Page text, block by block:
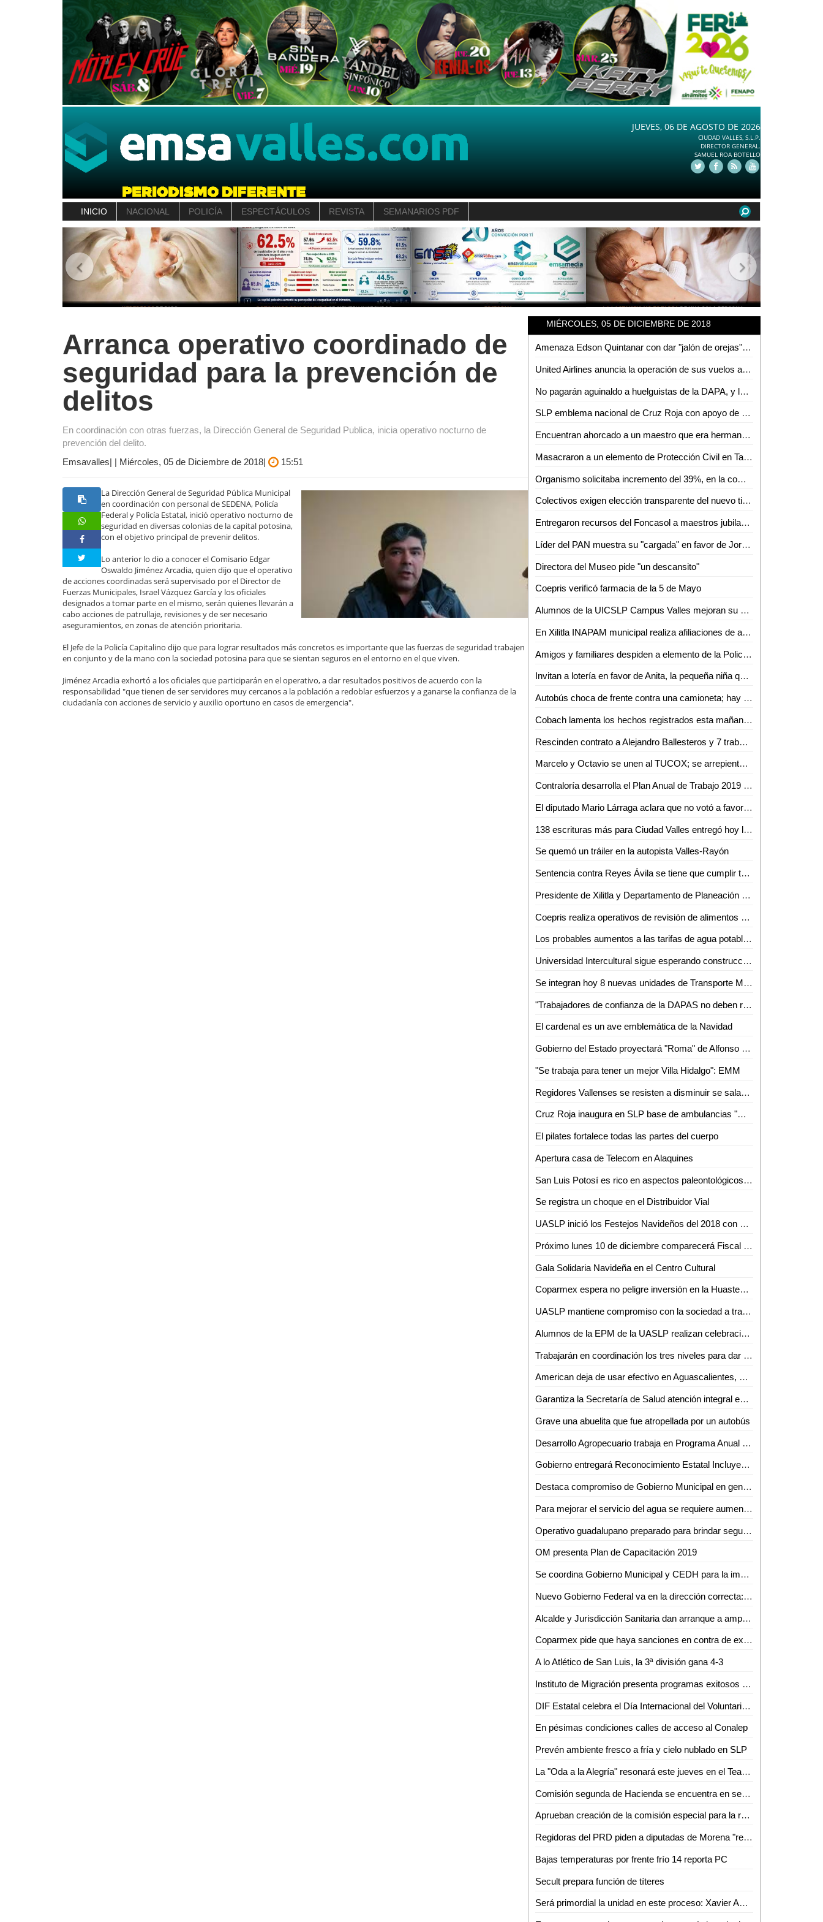
JUEVES, 06 DE AGOSTO DE 2026
CIUDAD VALLES, S.L.P.
DIRECTOR GENERAL.
SAMUEL ROA BOTELLO
INICIO NACIONAL POLICÍA ESPECTÁCULOS REVISTA SEMANARIOS PDF
Arranca operativo coordinado de
seguridad para la prevención de
delitos
En coordinación con otras fuerzas, la Dirección General de Seguridad Publica, inicia operativo nocturno de
prevención del delito.
Emsavalles| | Miércoles, 05 de Diciembre de 2018|
15:51
La Dirección General de Seguridad Pública Municipal
en coordinación con personal de SEDENA, Policía
Federal y Policía Estatal, inició operativo nocturno de
seguridad en diversas colonias de la capital potosina,
con el objetivo principal de prevenir delitos.
Lo anterior lo dio a conocer el Comisario Edgar
Oswaldo Jiménez Arcadia, quien dijo que el operativo
de acciones coordinadas será supervisado por el Director de
Fuerzas Municipales, Israel Vázquez García y los oficiales
designados a tomar parte en el mismo, serán quienes llevarán a
cabo acciones de patrullaje, revisiones y de ser necesario
aseguramientos, en zonas de atención prioritaria.
El Jefe de la Policía Capitalino dijo que para lograr resultados más concretos es importante que las fuerzas de seguridad trabajen
en conjunto y de la mano con la sociedad potosina para que se sientan seguros en el entorno en el que viven.
Jiménez Arcadia exhortó a los oficiales que participarán en el operativo, a dar resultados positivos de acuerdo con la
responsabilidad "que tienen de ser servidores muy cercanos a la población a redoblar esfuerzos y a ganarse la confianza de la
ciudadanía con acciones de servicio y auxilio oportuno en casos de emergencia".
MIÉRCOLES, 05 DE DICIEMBRE DE 2018
Amenaza Edson Quintanar con dar "jalón de orejas" a Diputadas que aprobaron incremento al agua
United Airlines anuncia la operación de sus vuelos a Houston con aviones operados con mejor tecnología y de mayores dimensiones
No pagarán aguinaldo a huelguistas de la DAPA, y las prestaciones se entregarán directamente a trabajadores
SLP emblema nacional de Cruz Roja con apoyo de JM Carreras: Suinaga Cárdenas
Encuentran ahorcado a un maestro que era hermano de un funcionario Federal
Masacraron a un elemento de Protección Civil en Tamazunchale
Organismo solicitaba incremento del 39%, en la comisión aprobamos solo el 14%: Angélica Mendoza
Colectivos exigen elección transparente del nuevo titular de Derechos Humanos
Entregaron recursos del Foncasol a maestros jubilados
Líder del PAN muestra su "cargada" en favor de Jorge Lozano
Directora del Museo pide "un descansito"
Coepris verificó farmacia de la 5 de Mayo
Alumnos de la UICSLP Campus Valles mejoran su página sobre lengua Tének
En Xilitla INAPAM municipal realiza afiliaciones de adultos mayores
Amigos y familiares despiden a elemento de la Policía Municipal fallecido
Invitan a lotería en favor de Anita, la pequeña niña que padece de atrofia cerebral
Autobús choca de frente contra una camioneta; hay 3 lesionados
Cobach lamenta los hechos registrados esta mañana en plantel 08 de Xilitla
Rescinden contrato a Alejandro Ballesteros y 7 trabajadores más
Marcelo y Octavio se unen al TUCOX; se arrepienten de haber apoyado a Xavier Azuara
Contraloría desarrolla el Plan Anual de Trabajo 2019 de los órganos internos de control
El diputado Mario Lárraga aclara que no votó a favor del aumento del agua
138 escrituras más para Ciudad Valles entregó hoy la Promotora del Estado
Se quemó un tráiler en la autopista Valles-Rayón
Sentencia contra Reyes Ávila se tiene que cumplir tarde o temprano: LACM
Presidente de Xilitla y Departamento de Planeación del Municipio formalizan integración del COPLADEM
Coepris realiza operativos de revisión de alimentos y matanza de cerdos
Los probables aumentos a las tarifas de agua potable no son responsabilidad de la ASE
Universidad Intercultural sigue esperando construcción de camino por parte del Ayuntamiento
Se integran hoy 8 nuevas unidades de Transporte Mixto a rutas de Valles
"Trabajadores de confianza de la DAPAS no deben recibir aguinaldo, incluyendo a Edgar Sánchez": Alejandro Ballesteros
El cardenal es un ave emblemática de la Navidad
Gobierno del Estado proyectará "Roma" de Alfonso Cuarón en la Cineteca Alameda
"Se trabaja para tener un mejor Villa Hidalgo": EMM
Regidores Vallenses se resisten a disminuir se salario, dicen que legalmente no se puede
Cruz Roja inaugura en SLP base de ambulancias "Oriente-Sur"
El pilates fortalece todas las partes del cuerpo
Apertura casa de Telecom en Alaquines
San Luis Potosí es rico en aspectos paleontológicos: Investigador de la UASLP
Se registra un choque en el Distribuidor Vial
UASLP inició los Festejos Navideños del 2018 con el encendido del Patio del Edificio Central
Próximo lunes 10 de diciembre comparecerá Fiscal ante Diputados
Gala Solidaria Navideña en el Centro Cultural
Coparmex espera no peligre inversión en la Huasteca con llegada de AMLO
UASLP mantiene compromiso con la sociedad a través del trabajo del voluntariado
Alumnos de la EPM de la UASLP realizan celebración navideña 2018
Trabajarán en coordinación los tres niveles para dar resultados: JM Carreras
American deja de usar efectivo en Aguascalientes, Gto., Hermosillo, Qro. y SLP
Garantiza la Secretaría de Salud atención integral en salud sexual y reproductiva para adolescentes
Grave una abuelita que fue atropellada por un autobús
Desarrollo Agropecuario trabaja en Programa Anual de Trabajo
Gobierno entregará Reconocimiento Estatal Incluyente
Destaca compromiso de Gobierno Municipal en generar acciones contra alerta de género: Regidoras
Para mejorar el servicio del agua se requiere aumentar el costo: Jesús Priego
Operativo guadalupano preparado para brindar seguridad
OM presenta Plan de Capacitación 2019
Se coordina Gobierno Municipal y CEDH para la impartición del taller sobre Violencia de Género contra las Mujeres
Nuevo Gobierno Federal va en la dirección correcta: Pastor del Ángel
Alcalde y Jurisdicción Sanitaria dan arranque a ampliación de centro de salud en Nuevo Jomté
Coparmex pide que haya sanciones en contra de ex funcionarios de Interapas
A lo Atlético de San Luis, la 3ª división gana 4-3
Instituto de Migración presenta programas exitosos en el Congreso de la Unión
DIF Estatal celebra el Día Internacional del Voluntariado
En pésimas condiciones calles de acceso al Conalep
Prevén ambiente fresco a fría y cielo nublado en SLP
La "Oda a la Alegría" resonará este jueves en el Teatro de la Paz
Comisión segunda de Hacienda se encuentra en sesión permanente para el análisis de las leyes de ingresos de 29 municipios
Aprueban creación de la comisión especial para la reforma político-electoral del congreso del Estado
Regidoras del PRD piden a diputadas de Morena "recapacitar" y no aprobar aumento al agua
Bajas temperaturas por frente frío 14 reporta PC
Secult prepara función de títeres
Será primordial la unidad en este proceso: Xavier Azuara